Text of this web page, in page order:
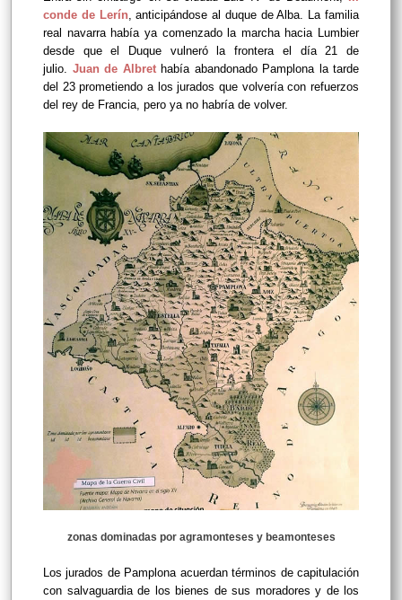
conde de Lerín , anticipándose al duque de Alba. La familia
real navarra había ya comenzado la marcha hacia Lumbier
desde que el Duque vulneró la frontera el día 21 de
julio. Juan de Albret había abandonado Pamplona la tarde
del 23 prometiendo a los jurados que volvería con refuerzos
del rey de Francia, pero ya no habría de volver.
zonas dominadas por agramonteses y beamonteses
Los jurados de Pamplona acuerdan términos de capitulación
con salvaguardia de los bienes de sus moradores y de los